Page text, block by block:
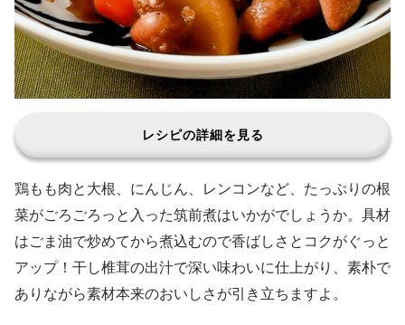
レシピの詳細を見る
鶏もも肉と大根、にんじん、レンコンなど、たっぷりの根
菜がごろごろっと入った筑前煮はいかがでしょうか。具材
はごま油で炒めてから煮込むので香ばしさとコクがぐっと
アップ！干し椎茸の出汁で深い味わいに仕上がり、素朴で
ありながら素材本来のおいしさが引き立ちますよ。